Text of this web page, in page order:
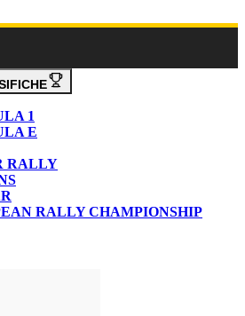
1
E
RALLY
RALLY CHAMPIONSHIP